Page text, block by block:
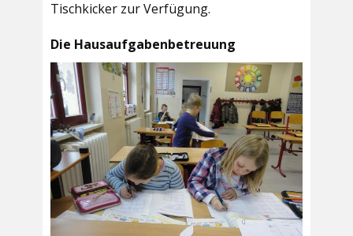
Tischkicker zur Verfügung.
Die Hausaufgabenbetreuung